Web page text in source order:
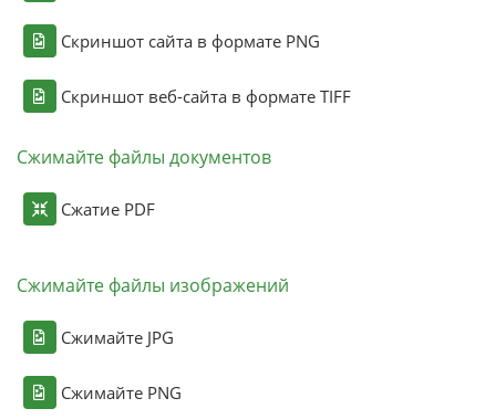
Скриншот сайта в формате PNG
Скриншот веб-сайта в формате TIFF
Сжимайте файлы документов
Сжатие PDF
Сжимайте файлы изображений
Сжимайте JPG
Сжимайте PNG